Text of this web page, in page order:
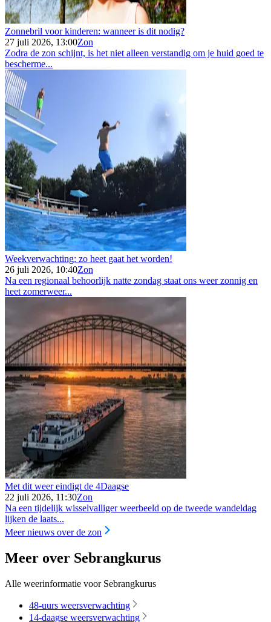
Zonnebril voor kinderen: wanneer is dit nodig?
27 juli 2026, 13:00Zon
Zodra de zon schijnt, is het niet alleen verstandig om je huid goed te
bescherme...
Weekverwachting: zo heet gaat het worden!
26 juli 2026, 10:40Zon
Na een regionaal behoorlijk natte zondag staat ons weer zonnig en
heet zomerweer...
Met dit weer eindigt de 4Daagse
22 juli 2026, 11:30Zon
Na een tijdelijk wisselvalliger weerbeeld op de tweede wandeldag
lijken de laats...
Meer nieuws over de zon
Meer over Sebrangkurus
Alle weerinformatie voor Sebrangkurus
48-uurs weersverwachting
14-daagse weersverwachting